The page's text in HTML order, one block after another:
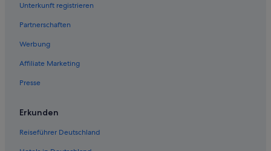
Haustierfreundliche in Pulaski
Lynchburg Hotels
Santa Fe Hotels
Ardmore Hotels
Goodspring Hotels
Unterkunft registrieren
Partnerschaften
Werbung
Affiliate Marketing
Presse
Erkunden
Reiseführer Deutschland